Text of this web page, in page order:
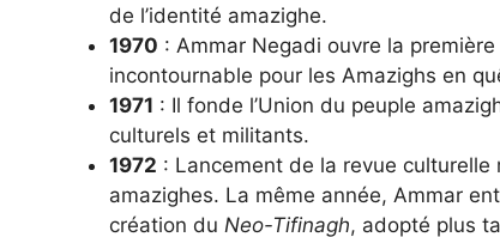
de l’identité amazighe.
1970 : Ammar Negadi ouvre la
incontournable pour les Amazighs en
1971 : Il fonde l’Union du peuple
culturels et militants.
1972 : Lancement de la revue
amazighes. La même année, Ammar
création du Neo-Tifinagh, adopté plus